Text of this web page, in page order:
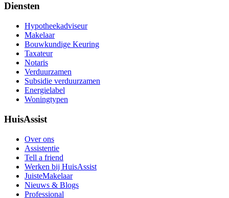
Diensten
Hypotheekadviseur
Makelaar
Bouwkundige Keuring
Taxateur
Notaris
Verduurzamen
Subsidie verduurzamen
Energielabel
Woningtypen
HuisAssist
Over ons
Assistentie
Tell a friend
Werken bij HuisAssist
JuisteMakelaar
Nieuws & Blogs
Professional